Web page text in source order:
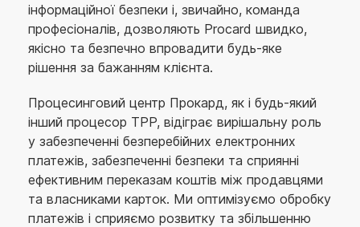
інформаційної безпеки і, звичайно, команда
професіоналів, дозволяють Procard швидко,
якісно та безпечно впровадити будь-яке
рішення за бажанням клієнта.
Процесинговий центр Прокард, як і будь-який
інший процесор TPP, відіграє вирішальну роль
у забезпеченні безперебійних електронних
платежів, забезпеченні безпеки та сприянні
ефективним переказам коштів між продавцями
та власниками карток. Ми оптимізуємо обробку
платежів і сприяємо розвитку та збільшенню